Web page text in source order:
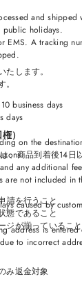
and shipped
public holidays.
EMS. A tracking
business days
days
on the
any additional
are not included
caused by
address is
to incorrect
たします。
。
）
、商品到着後14日
請を行うこと
態であること
ジが揃っているこ
み返金対象